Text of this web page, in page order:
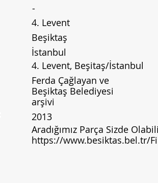
-
4. Levent
Beşiktaş
İstanbul
4. Levent, Beşitaş/İstanbul
Ferda Çağlayan ve
Beşiktaş Belediyesi
arşivi
2013
Aradığımız Parça Sizde
https://www.besiktas.bel.tr/